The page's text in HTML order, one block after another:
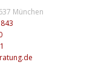
München